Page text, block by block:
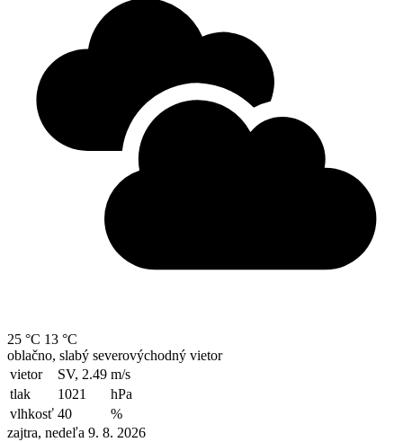
25 °C 13 °C
oblačno, slabý severovýchodný vietor
vietor
SV, 2.49 m/s
tlak
1021
hPa
vlhkosť 40
%
zajtra, nedeľa 9. 8. 2026